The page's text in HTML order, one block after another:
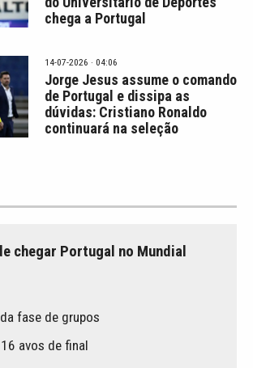
chega a Portugal
14-07-2026 · 04:06
Jorge Jesus assume o comando
de Portugal e dissipa as
dúvidas: Cristiano Ronaldo
continuará na seleção
chegar Portugal no Mundial
fase de grupos
avos de final